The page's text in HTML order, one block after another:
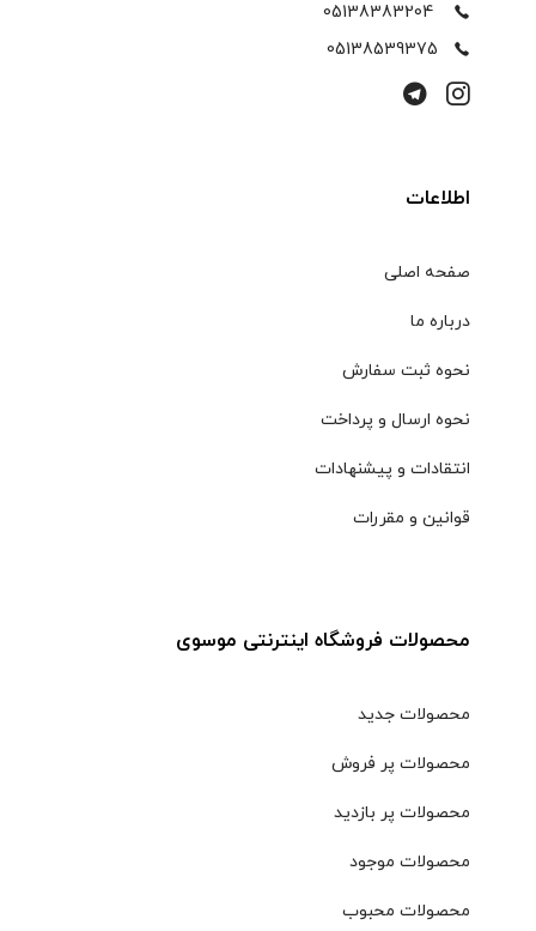
05138383204
05138539375
اطلاعات
صفحه اصلی
درباره ما
نحوه ثبت سفارش
نحوه ارسال و پرداخت
انتقادات و پیشنهادات
قوانین و مقررات
محصولات فروشگاه اینترنتی موسوی
محصولات جدید
محصولات پر فروش
محصولات پر بازدید
محصولات موجود
محصولات محبوب